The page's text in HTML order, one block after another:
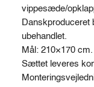
vippesæde/
Danskproduceret
ubehandlet.
Mål: 210×170 cm.
Sættet leveres